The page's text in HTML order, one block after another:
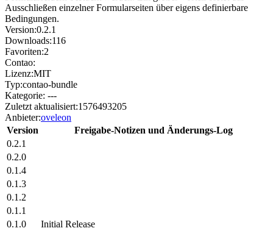
Ausschließen einzelner Formularseiten über eigens definierbare
Bedingungen.
Version:0.2.1
Downloads:116
Favoriten:2
Contao:
Lizenz:MIT
Typ:contao-bundle
Kategorie: ---
Zuletzt aktualisiert:1576493205
Anbieter:oveleon
Version
Freigabe-Notizen und Änderungs-Log
0.2.1
0.2.0
0.1.4
0.1.3
0.1.2
0.1.1
0.1.0
Initial Release